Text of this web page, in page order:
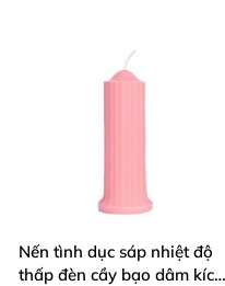
Nến tình dục sáp nhiệt độ
thấp đèn cầy bạo dâm kích